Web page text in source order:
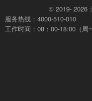
© 2019- 2026
服务热线：4000-510-010
工作时间：08：00-18:00（周